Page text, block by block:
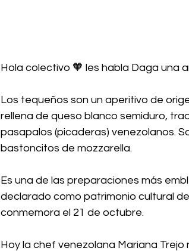
Hola colectivo 🧡 les habla Daga una
Los tequeños son un aperitivo de
rellena de queso blanco semiduro,
pasapalos (picaderas) venezolanos.
bastoncitos de mozzarella.
Es una de las preparaciones más
declarado como patrimonio cultural
conmemora el 21 de octubre.
Hoy la chef venezolana Mariana